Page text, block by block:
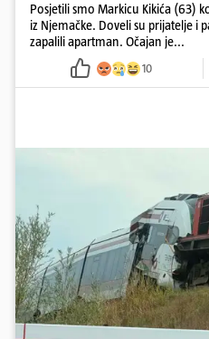
Posjetili smo Markicu Kikića (63)
iz Njemačke. Doveli su prijatelje i
zapalili apartman. Očajan je...
10